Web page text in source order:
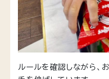
ルールを確認しながら、